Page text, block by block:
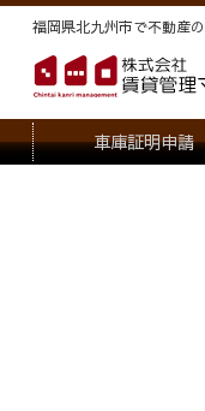
福岡県北九州市で不動産
車庫証明申請